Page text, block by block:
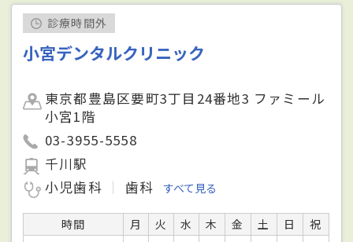
診療時間外
小宮デンタルクリニック
東京都豊島区要町3丁目24番地3 ファミール
小宮1階
03-3955-5558
千川駅
小児歯科
歯科 すべて見る
時間 月 火 水 木 金 土 日
祝